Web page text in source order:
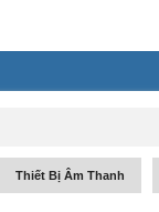
Thiết Bị Âm Thanh